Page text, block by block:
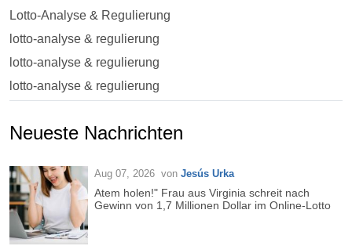
Lotto-Analyse & Regulierung
lotto-analyse & regulierung
lotto-analyse & regulierung
lotto-analyse & regulierung
Neueste Nachrichten
Aug 07, 2026 von Jesús Urka
Atem holen!" Frau aus Virginia schreit nach
Gewinn von 1,7 Millionen Dollar im Online-Lotto